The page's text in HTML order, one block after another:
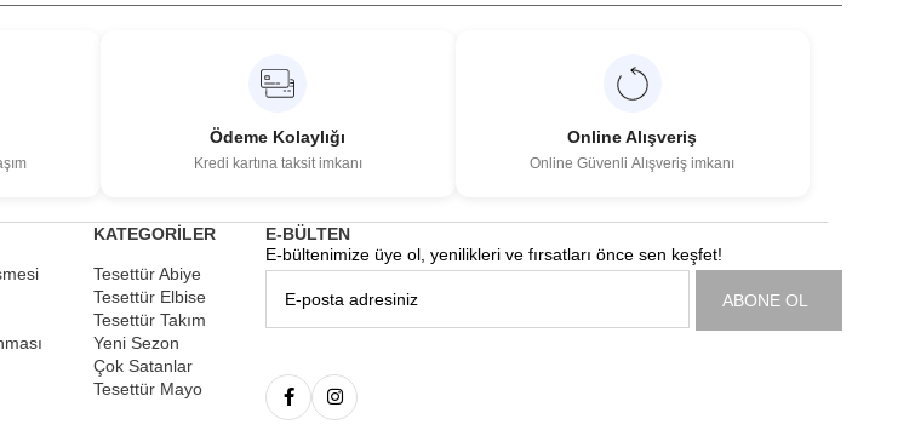
Ödeme Kolaylığı
Kredi kartına taksit imkanı
Online Alışveriş
Online Güvenli Alışveriş imkanı
KATEGORİLER
Tesettür Abiye
Tesettür Elbise
Tesettür Takım
Yeni Sezon
Çok Satanlar
Tesettür Mayo
E-BÜLTEN
E-bültenimize üye ol, yenilikleri ve fırsatları önce sen keşfet!
ABONE OL